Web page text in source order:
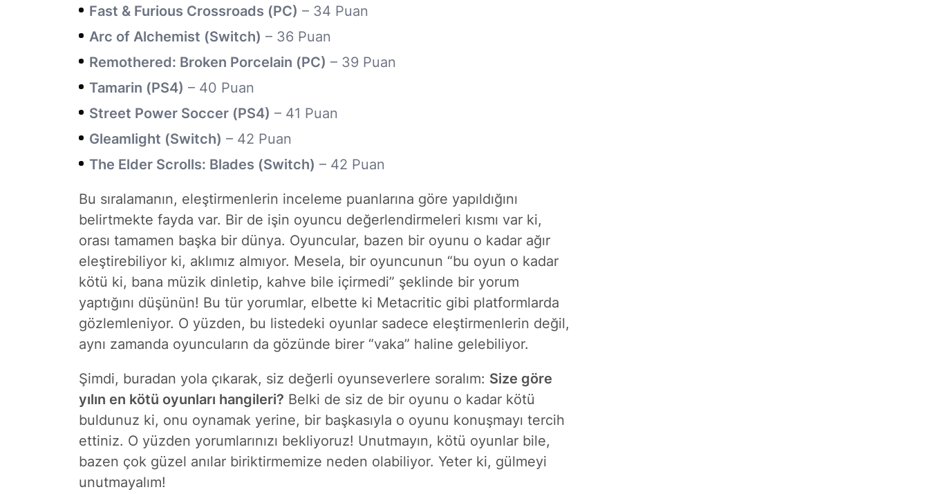
Fast & Furious Crossroads (PC) – 34 Puan
Arc of Alchemist (Switch) – 36 Puan
Remothered: Broken Porcelain (PC) – 39 Puan
Tamarin (PS4) – 40 Puan
Street Power Soccer (PS4) – 41 Puan
Gleamlight (Switch) – 42 Puan
The Elder Scrolls: Blades (Switch) – 42 Puan
Bu sıralamanın, eleştirmenlerin inceleme puanlarına göre yapıldığını
belirtmekte fayda var. Bir de işin oyuncu değerlendirmeleri kısmı var ki,
orası tamamen başka bir dünya. Oyuncular, bazen bir oyunu o kadar ağır
eleştirebiliyor ki, aklımız almıyor. Mesela, bir oyuncunun “bu oyun o kadar
kötü ki, bana müzik dinletip, kahve bile içirmedi” şeklinde bir yorum
yaptığını düşünün! Bu tür yorumlar, elbette ki Metacritic gibi platformlarda
gözlemleniyor. O yüzden, bu listedeki oyunlar sadece eleştirmenlerin değil,
aynı zamanda oyuncuların da gözünde birer “vaka” haline gelebiliyor.
Şimdi, buradan yola çıkarak, siz değerli oyunseverlere soralım: Size göre
yılın en kötü oyunları hangileri? Belki de siz de bir oyunu o kadar kötü
buldunuz ki, onu oynamak yerine, bir başkasıyla o oyunu konuşmayı tercih
ettiniz. O yüzden yorumlarınızı bekliyoruz! Unutmayın, kötü oyunlar bile,
bazen çok güzel anılar biriktirmemize neden olabiliyor. Yeter ki, gülmeyi
unutmayalım!